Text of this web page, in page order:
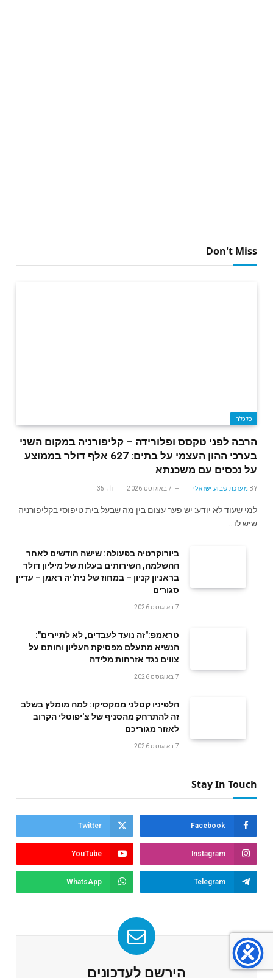
Don't Miss
כלכלה
הרבה לפני טקסס ופלורידה – קליפורניה במקום השני
בערכי ההון העצמי על בתים: 627 אלף דולר בממוצע
על נכסים עם משכנתא
BY מערכת שבוע ישראלי 7 באוגוסט 2026 35
למי שעוד לא יודע: יש פער עצום בין מה שבעל בית טיפוסי בקליפורניה
שיש לו…
ביורוקרטיה בפעולה: שישה חודשים לאחר
ההשלמה, השירותים בעלות של מיליון דולר
בראניון קניון – במחוז של נית'יה ראמן – עדיין
סגורים
7 באוגוסט 2026
טראמפ:"זה נועד לעבדים, לא לתיירים":
הנשיא מתעלם מפסיקת העליון וחותם על
צווים נגד אזרחות מלידה
7 באוגוסט 2026
הלפיניו קטלני ממקסיקו: למה מומלץ בשלב
זה להתרחק מהסניף של צ'יפוטלי הקרוב
לאזור מגוריכם
7 באוגוסט 2026
Stay In Touch
Facebook
Twitter
Instagram
YouTube
Telegram
WhatsApp
הירשם לעדכונים